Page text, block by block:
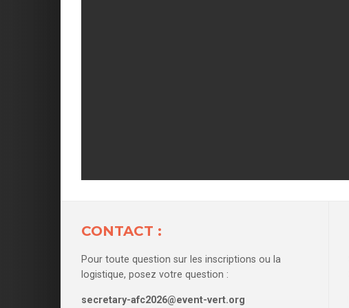
CONTACT :
Pour toute question sur les inscriptions ou la
logistique, posez votre question :
secretary-afc2026@event-vert.org